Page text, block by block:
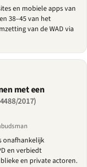
en mobiele apps van
38–45 van het
van de WAD via
met een
2017)
onafhankelijk
en verbiedt
en private actoren.